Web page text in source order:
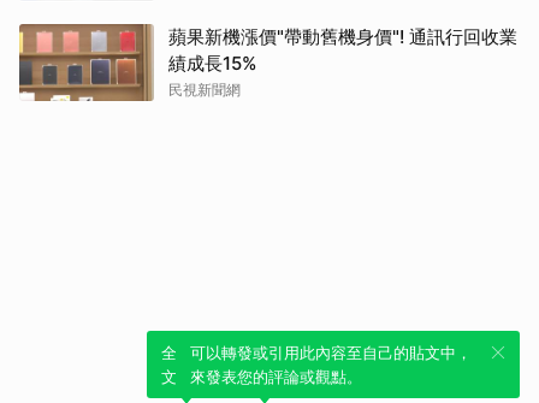
蘋果新機漲價"帶動舊機身價"! 通訊行回收業
績成長15%
民視新聞網
全新體驗！一鍵引用此內容，透過發布貼
文來輕鬆表達個人立場。
可以轉發或引用此內容至自己的貼文中，
來發表您的評論或觀點。